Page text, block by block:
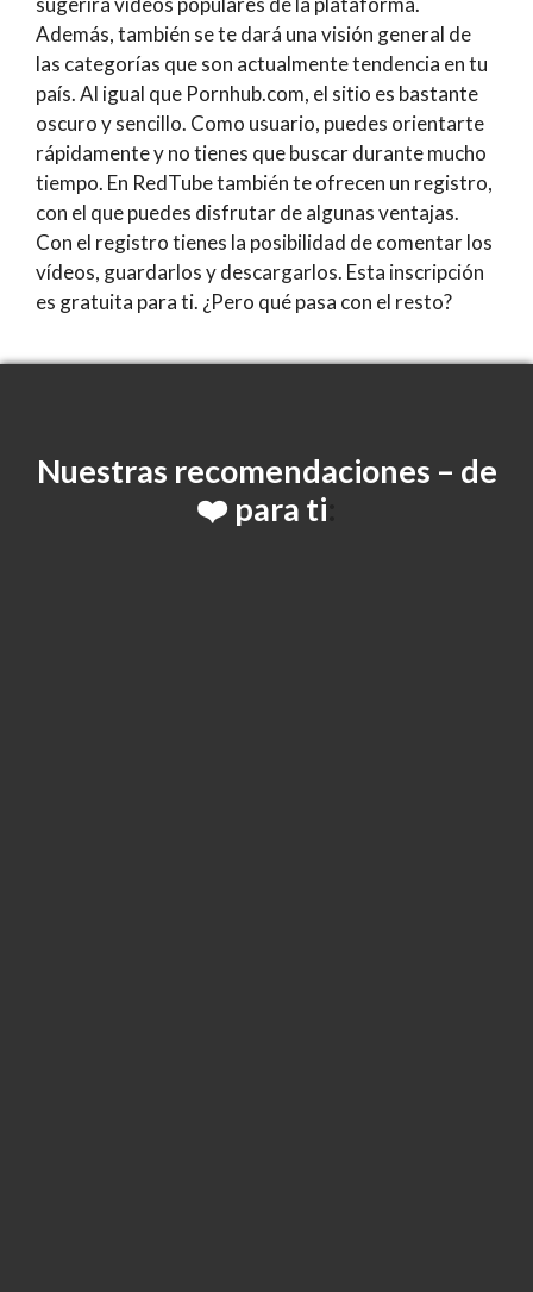
Además, también se te dará una visión general de
las categorías que son actualmente tendencia en tu
país. Al igual que Pornhub.com, el sitio es bastante
oscuro y sencillo. Como usuario, puedes orientarte
rápidamente y no tienes que buscar durante mucho
tiempo. En RedTube también te ofrecen un registro,
con el que puedes disfrutar de algunas ventajas.
Con el registro tienes la posibilidad de comentar los
vídeos, guardarlos y descargarlos. Esta inscripción
es gratuita para ti. ¿Pero qué pasa con el resto?
Nuestras recomendaciones – de
❤️ para ti